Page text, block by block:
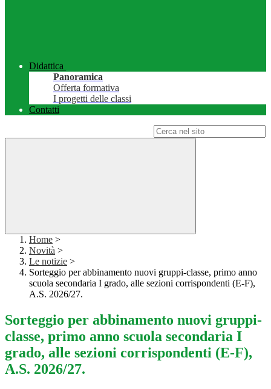
Didattica
Panoramica
Offerta formativa
I progetti delle classi
Contatti
Home >
Novità >
Le notizie >
Sorteggio per abbinamento nuovi gruppi-classe, primo anno
scuola secondaria I grado, alle sezioni corrispondenti (E-F),
A.S. 2026/27.
Sorteggio per abbinamento nuovi gruppi-
classe, primo anno scuola secondaria I
grado, alle sezioni corrispondenti (E-F),
A.S. 2026/27.